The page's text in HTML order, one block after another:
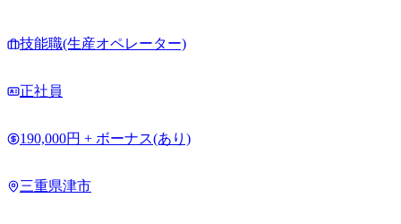
技能職(生産オペレーター)
正社員
190,000円 + ボーナス(あり)
三重県津市